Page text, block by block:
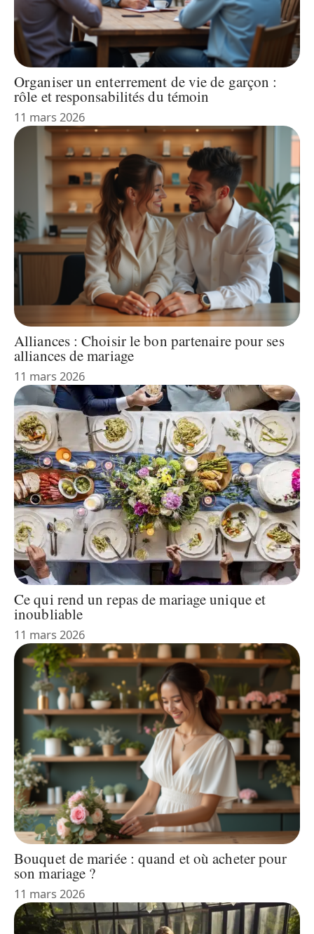
Organiser un enterrement de vie de garçon :
rôle et responsabilités du témoin
11 mars 2026
Alliances : Choisir le bon partenaire pour ses
alliances de mariage
11 mars 2026
Ce qui rend un repas de mariage unique et
inoubliable
11 mars 2026
Bouquet de mariée : quand et où acheter pour
son mariage ?
11 mars 2026